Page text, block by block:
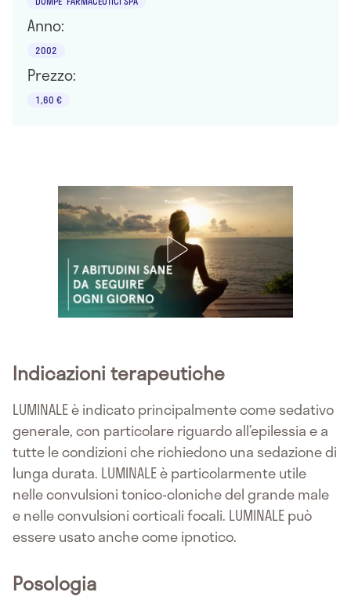
Anno:
2002
Prezzo:
1,60 €
Indicazioni terapeutiche
LUMINALE è indicato principalmente come sedativo
generale, con particolare riguardo all’epilessia e a
tutte le condizioni che richiedono una sedazione di
lunga durata. LUMINALE è particolarmente utile
nelle convulsioni tonico-cloniche del grande male
e nelle convulsioni corticali focali. LUMINALE può
essere usato anche come ipnotico.
Posologia